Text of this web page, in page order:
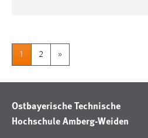
1 2 »
Ostbayerische Technische
Hochschule Amberg-Weiden